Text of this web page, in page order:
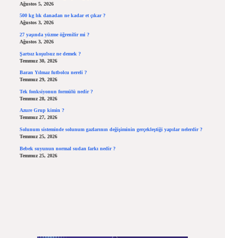
Ağustos 5, 2026
500 kg lık danadan ne kadar et çıkar ?
Ağustos 3, 2026
27 yaşında yüzme öğrenilir mi ?
Ağustos 3, 2026
Şartsız koşulsuz ne demek ?
Temmuz 30, 2026
Baran Yılmaz futbolcu nereli ?
Temmuz 29, 2026
Tek fonksiyonun formülü nedir ?
Temmuz 28, 2026
Azure Grup kimin ?
Temmuz 27, 2026
Solunum sisteminde solunum gazlarının değişiminin gerçekleştiği yapılar nelerdir ?
Temmuz 25, 2026
Bebek suyunun normal sudan farkı nedir ?
Temmuz 25, 2026